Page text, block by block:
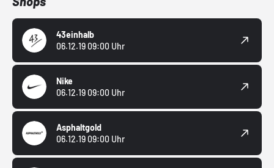
43einhalb
06.12.19 09:00 Uhr
Nike
06.12.19 09:00 Uhr
Asphaltgold
06.12.19 09:00 Uhr